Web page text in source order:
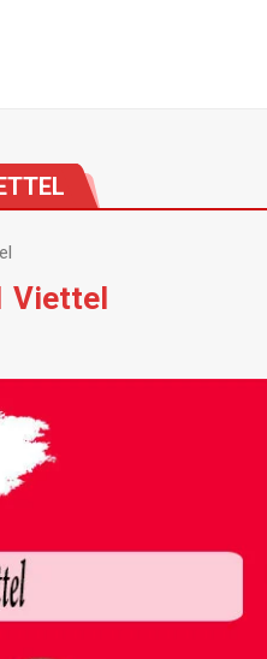
Viettel